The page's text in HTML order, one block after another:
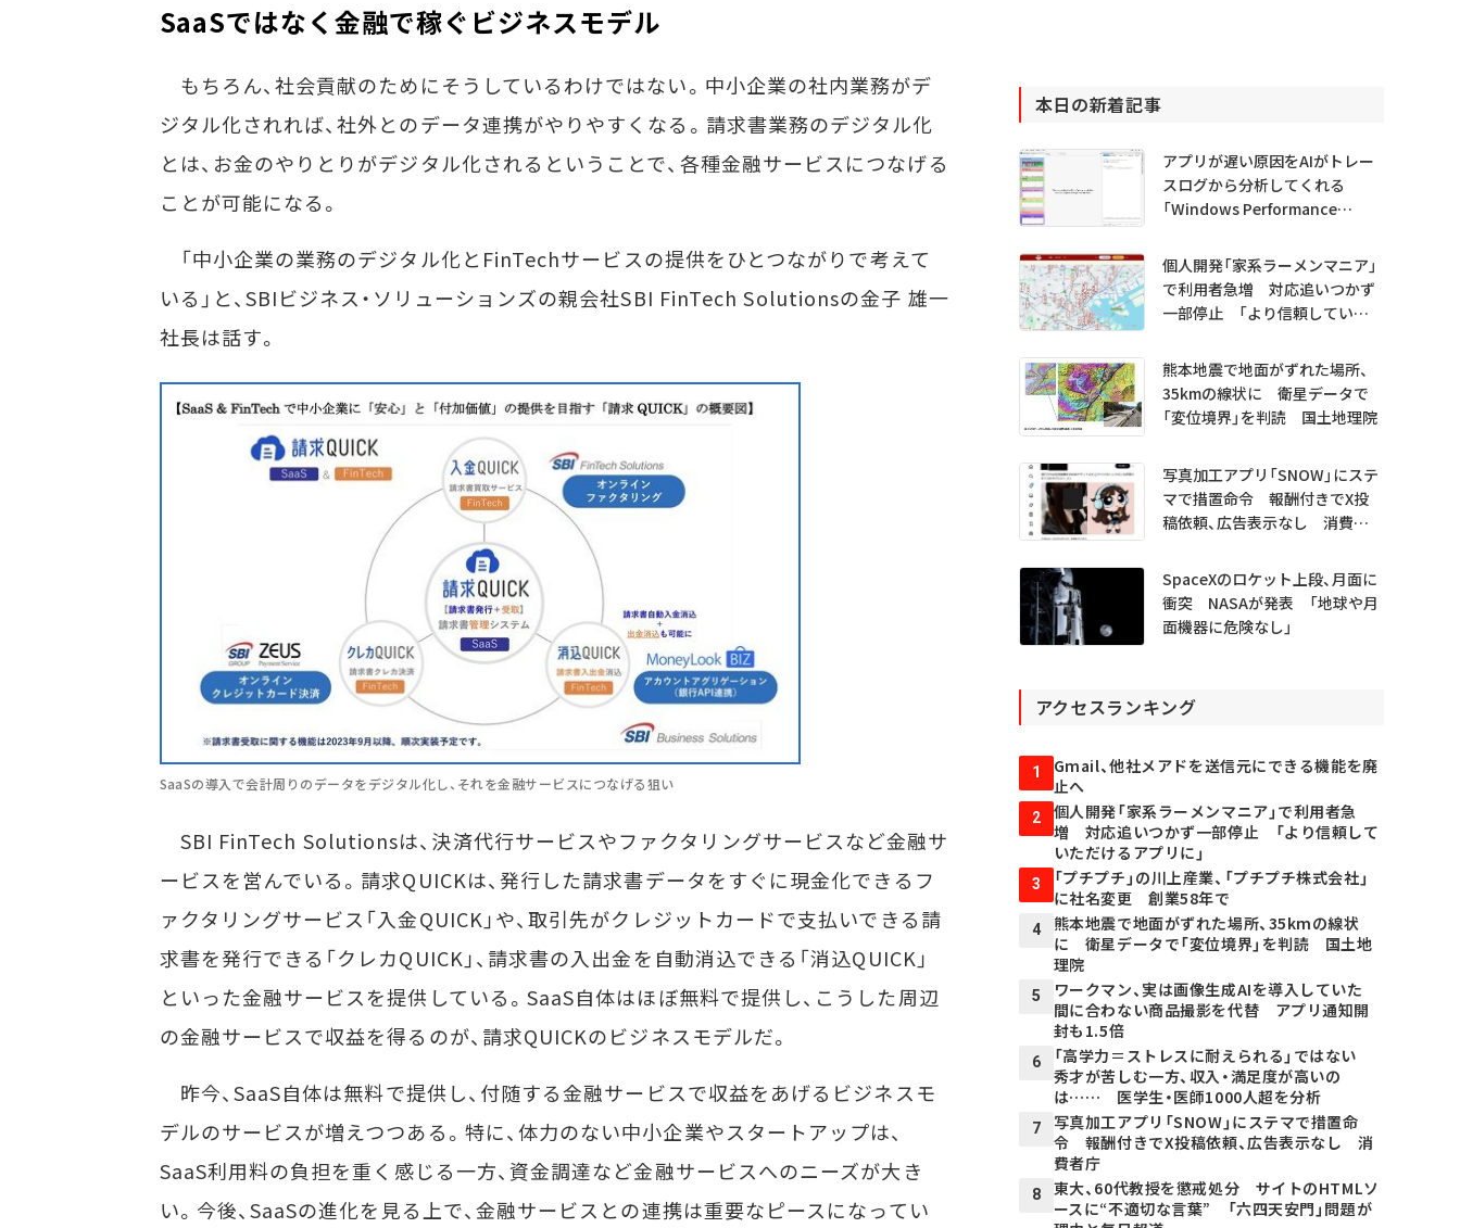
SaaSではなく金融で稼ぐビジネスモデル
もちろん、社会貢献のためにそうしているわけではない。中小企業の社内業務がデ
ジタル化されれば、社外とのデータ連携がやりやすくなる。請求書業務のデジタル化
とは、お金のやりとりがデジタル化されるということで、各種金融サービスにつなげる
ことが可能になる。
「中小企業の業務のデジタル化とFinTechサービスの提供をひとつながりで考えて
いる」と、SBIビジネス・ソリューションズの親会社SBI FinTech Solutionsの金子 雄一
社長は話す。
SaaSの導入で会計周りのデータをデジタル化し、それを金融サービスにつなげる狙い
SBI FinTech Solutionsは、決済代行サービスやファクタリングサービスなど金融サ
ービスを営んでいる。請求QUICKは、発行した請求書データをすぐに現金化できるフ
ァクタリングサービス「入金QUICK」や、取引先がクレジットカードで支払いできる請
求書を発行できる「クレカQUICK」、請求書の入出金を自動消込できる「消込QUICK」
といった金融サービスを提供している。SaaS自体はほぼ無料で提供し、こうした周辺
の金融サービスで収益を得るのが、請求QUICKのビジネスモデルだ。
昨今、SaaS自体は無料で提供し、付随する金融サービスで収益をあげるビジネスモ
デルのサービスが増えつつある。特に、体力のない中小企業やスタートアップは、
SaaS利用料の負担を重く感じる一方、資金調達など金融サービスへのニーズが大き
い。今後、SaaSの進化を見る上で、金融サービスとの連携は重要なピースになってい
本日の新着記事
アプリが遅い原因をAIがトレー
スログから分析してくれる
「Windows Performance
プレビュー公開
個人開発「家系ラーメンマニア」
で利用者急増 対応追いつかず
一部停止 「より信頼していた
熊本地震で地面がずれた場所、
35kmの線状に 衛星データで
「変位境界」を判読 国土地理院
写真加工アプリ「SNOW」にステ
マで措置命令 報酬付きでX投
稿依頼、広告表示なし 消費者
SpaceXのロケット上段、月面に
衝突 NASAが発表 「地球や月
面機器に危険なし」
アクセスランキング
1
Gmail、他社メアドを送信元にできる機能を廃
止へ
2
個人開発「家系ラーメンマニア」で利用者急
増 対応追いつかず一部停止 「より信頼して
いただけるアプリに」
3
「プチプチ」の川上産業、「プチプチ株式会社」
に社名変更 創業58年で
4
熊本地震で地面がずれた場所、35kmの線状
に 衛星データで「変位境界」を判読 国土地
理院
5
ワークマン、実は画像生成AIを導入していた
間に合わない商品撮影を代替 アプリ通知開
封も1.5倍
6
「高学力＝ストレスに耐えられる」ではない
秀才が苦しむ一方、収入・満足度が高いの
は…… 医学生・医師1000人超を分析
7
写真加工アプリ「SNOW」にステマで措置命
令 報酬付きでX投稿依頼、広告表示なし 消
費者庁
8
東大、60代教授を懲戒処分 サイトのHTMLソ
ースに“不適切な言葉” 「六四天安門」問題が